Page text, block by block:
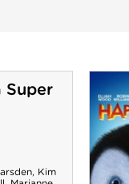
Super
, Kim